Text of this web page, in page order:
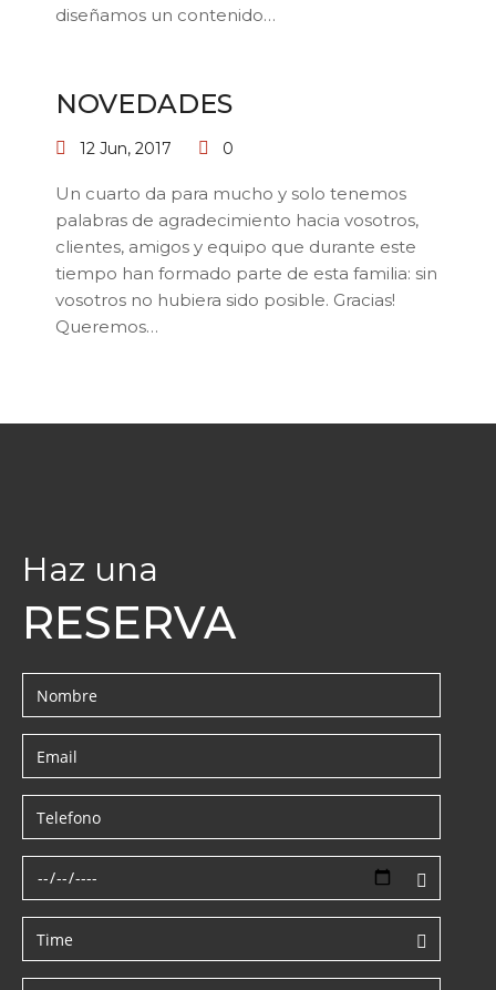
diseñamos un contenido…
NOVEDADES
12 Jun, 2017 0
Un cuarto da para mucho y solo tenemos
palabras de agradecimiento hacia vosotros,
clientes, amigos y equipo que durante este
tiempo han formado parte de esta familia: sin
vosotros no hubiera sido posible. Gracias!
Queremos…
Haz una
RESERVA